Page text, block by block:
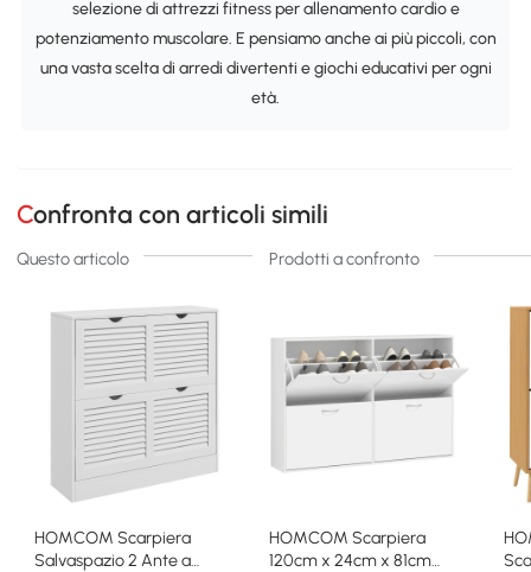
selezione di attrezzi fitness per allenamento cardio e
potenziamento muscolare. E pensiamo anche ai più piccoli, con
una vasta scelta di arredi divertenti e giochi educativi per ogni
età.
Confronta con articoli simili
Questo articolo Prodotti a confronto
HOMCOM Scarpiera
Salvaspazio 2 Ante a
HOMCOM Scarpiera
120cm x 24cm x 81cm